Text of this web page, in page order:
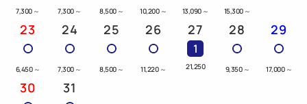
7,300 ～ 7,300 ～ 8,500 ～ 10,200 ～ 13,090 ～ 15,300 ～
23
6,450 ～
24
7,300 ～
25
8,500 ～
26
11,220 ～
27
1
21,250
28
9,350 ～
29
17,000 ～
30 31